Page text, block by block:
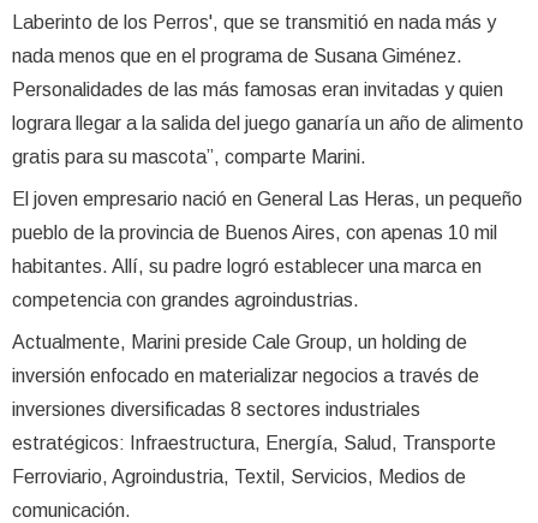
Laberinto de los Perros', que se transmitió en nada más y
nada menos que en el programa de Susana Giménez.
Personalidades de las más famosas eran invitadas y quien
lograra llegar a la salida del juego ganaría un año de alimento
gratis para su mascota”, comparte Marini.
El joven empresario nació en General Las Heras, un pequeño
pueblo de la provincia de Buenos Aires, con apenas 10 mil
habitantes. Allí, su padre logró establecer una marca en
competencia con grandes agroindustrias.
Actualmente, Marini preside Cale Group, un holding de
inversión enfocado en materializar negocios a través de
inversiones diversificadas 8 sectores industriales
estratégicos: Infraestructura, Energía, Salud, Transporte
Ferroviario, Agroindustria, Textil, Servicios, Medios de
comunicación.